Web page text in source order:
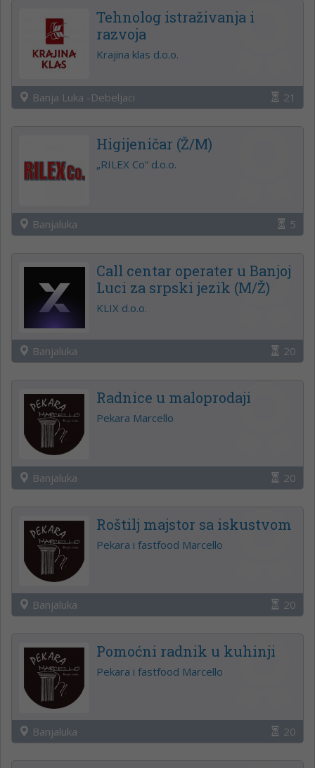
Tehnolog istraživanja i
razvoja
Krajina klas d.o.o.
Banja Luka -Debeljaci 21
Higijeničar (Ž/M)
„RILEX Co“ d.o.o.
Banjaluka 5
Call centar operater u Banjoj
Luci za srpski jezik (M/Ž)
KLIX d.o.o.
Banjaluka 20
Radnice u maloprodaji
Pekara Marcello
Banjaluka 20
Roštilj majstor sa iskustvom
Pekara i fastfood Marcello
Banjaluka 20
Pomoćni radnik u kuhinji
Pekara i fastfood Marcello
Banjaluka 20